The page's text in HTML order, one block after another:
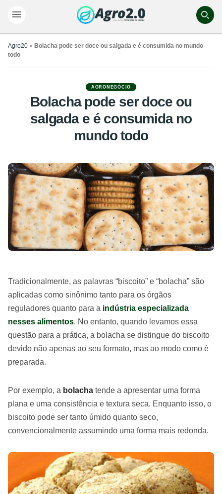
Agro20 » Bolacha pode ser doce ou salgada e é consumida no mundo
todo
AGRONEGÓCIO
Bolacha pode ser doce ou
salgada e é consumida no
mundo todo
Tradicionalmente, as palavras “biscoito” e “bolacha” são
aplicadas como sinônimo tanto para os órgãos
reguladores quanto para a indústria especializada
nesses alimentos. No entanto, quando levamos essa
questão para a prática, a bolacha se distingue do biscoito
devido não apenas ao seu formato, mas ao modo como é
preparada.
Por exemplo, a bolacha tende a apresentar uma forma
plana e uma consistência e textura seca. Enquanto isso, o
biscoito pode ser tanto úmido quanto seco,
convencionalmente assumindo uma forma mais redonda.